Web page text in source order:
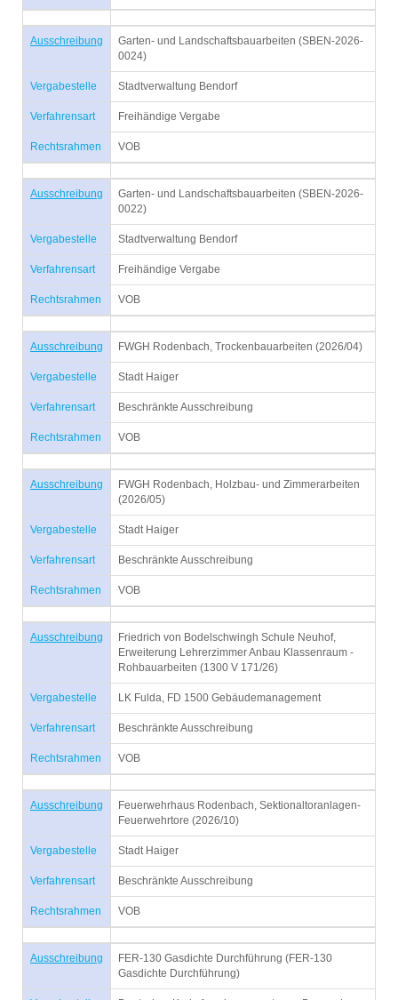
Ausschreibung
Garten- und Landschaftsbauarbeiten (SBEN-2026-
0024)
Vergabestelle Stadtverwaltung Bendorf
Verfahrensart Freihändige Vergabe
Rechtsrahmen VOB
Ausschreibung
Garten- und Landschaftsbauarbeiten (SBEN-2026-
0022)
Vergabestelle Stadtverwaltung Bendorf
Verfahrensart Freihändige Vergabe
Rechtsrahmen VOB
Ausschreibung FWGH Rodenbach, Trockenbauarbeiten (2026/04)
Vergabestelle Stadt Haiger
Verfahrensart Beschränkte Ausschreibung
Rechtsrahmen VOB
Ausschreibung
FWGH Rodenbach, Holzbau- und Zimmerarbeiten
(2026/05)
Vergabestelle Stadt Haiger
Verfahrensart Beschränkte Ausschreibung
Rechtsrahmen VOB
Ausschreibung
Friedrich von Bodelschwingh Schule Neuhof,
Erweiterung Lehrerzimmer Anbau Klassenraum -
Rohbauarbeiten (1300 V 171/26)
Vergabestelle LK Fulda, FD 1500 Gebäudemanagement
Verfahrensart Beschränkte Ausschreibung
Rechtsrahmen VOB
Ausschreibung
Feuerwehrhaus Rodenbach, Sektionaltoranlagen-
Feuerwehrtore (2026/10)
Vergabestelle Stadt Haiger
Verfahrensart Beschränkte Ausschreibung
Rechtsrahmen VOB
Ausschreibung
FER-130 Gasdichte Durchführung (FER-130
Gasdichte Durchführung)